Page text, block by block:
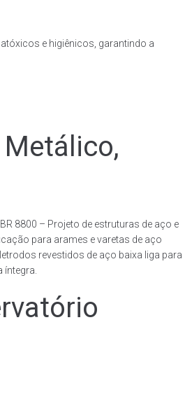
e higiênicos, garantindo a
Metálico,
8800 – Projeto de estruturas de aço e
para arames e varetas de aço
revestidos de aço baixa liga para